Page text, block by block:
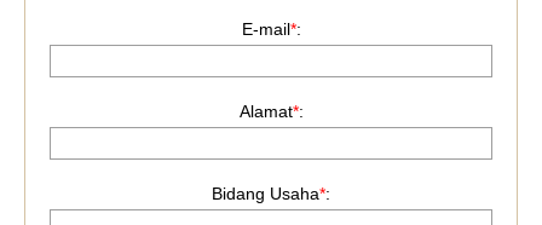
E-mail*:
Alamat*:
Bidang Usaha*: